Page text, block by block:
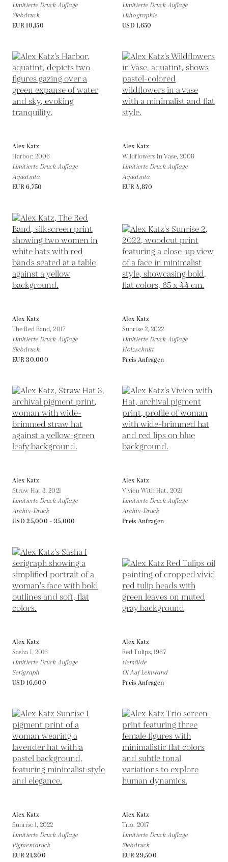
Limitierte Druck Auflage
Siebdruck
EUR 10,150
Limitierte Druck Auflage
Lithographie
USD 1,650
Alex Katz
Harbor, 2006
Limitierte Druck Auflage
Aquatinta
EUR 6,750
Alex Katz
Wildflowers In Vase,2008
Limitierte Druck Auflage
Aquatinta
EUR 4,870
Alex Katz
The Red Band,2017
Limitierte Druck Auflage
Siebdruck
EUR 30,000
Alex Katz
Sunrise 2,2022
Limitierte Druck Auflage
Holzschnitt
Preis Anfragen
Alex Katz
Straw Hat 3,2021
Limitierte Druck Auflage
Archiv-Druck
USD 25,000 - 35,000
Alex Katz
Vivien With Hat, 2021
Limitierte Druck Auflage
Archiv-Druck
Preis Anfragen
Alex Katz
Sasha I, 2016
Limitierte Druck Auflage
Serigraph
USD 16,600
Alex Katz
Red Tulips,1967
Gemälde
Öl Auf Leinwand
Preis Anfragen
Alex Katz
Sunrise 1,2022
Limitierte Druck Auflage
Pigmentdruck
EUR 21,300
Alex Katz
Trio, 2017
Limitierte Druck Auflage
Siebdruck
EUR 29,500